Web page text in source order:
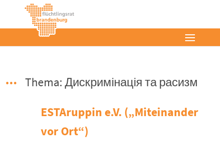
Thema: Дискримінація та расизм
ESTAruppin e.V. („Miteinander
vor Ort“)